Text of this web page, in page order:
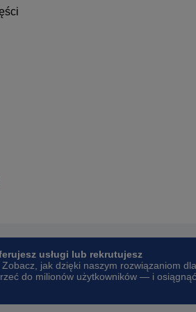
usługi lub rekrutujesz
Zobacz, jak dzięki naszym rozwiązaniom dla
do milionów użytkowników — i osiągnąć